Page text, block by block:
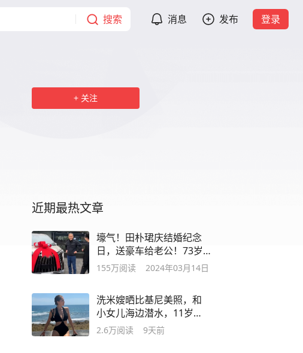
搜索 消息 发布 登录
关注
近期最热文章
壕气！田朴珺庆结婚纪念
日，送豪车给老公！73岁王
石激动拥抱娇妻
155万阅读 2024年03月14日
洗米嫂晒比基尼美照，和
小女儿海边潜水，11岁周
善潼‌太像洗米华
2.6万阅读 9天前